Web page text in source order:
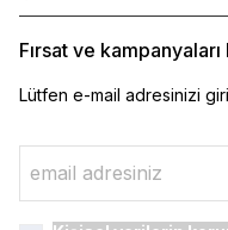
Fırsat ve
Lütfen e-mail adresinizi